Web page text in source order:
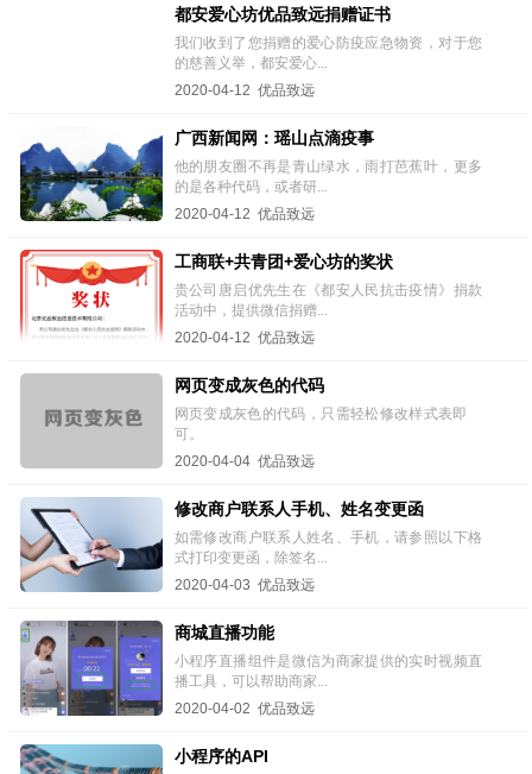
都安爱心坊优品致远捐赠证书
我们收到了您捐赠的爱心防疫应急物资，对于您
的慈善义举，都安爱心...
2020-04-12 优品致远
广西新闻网：瑶山点滴疫事
他的朋友圈不再是青山绿水，雨打芭蕉叶，更多
的是各种代码，或者研...
2020-04-12 优品致远
工商联+共青团+爱心坊的奖状
贵公司唐启优先生在《都安人民抗击疫情》捐款
活动中，提供微信捐赠...
2020-04-12 优品致远
网页变成灰色的代码
网页变成灰色的代码，只需轻松修改样式表即
可。
2020-04-04 优品致远
修改商户联系人手机、姓名变更函
如需修改商户联系人姓名、手机，请参照以下格
式打印变更函，除签名...
2020-04-03 优品致远
商城直播功能
小程序直播组件是微信为商家提供的实时视频直
播工具，可以帮助商家...
2020-04-02 优品致远
小程序的API